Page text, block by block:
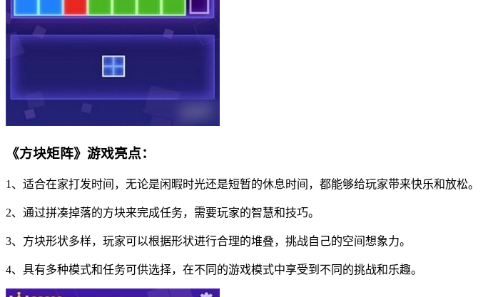
《方块矩阵》游戏亮点：
1、适合在家打发时间，无论是闲暇时光还是短暂的休息时间，都能够给玩家带来快乐和放松。
2、通过拼凑掉落的方块来完成任务，需要玩家的智慧和技巧。
3、方块形状多样，玩家可以根据形状进行合理的堆叠，挑战自己的空间想象力。
4、具有多种模式和任务可供选择，在不同的游戏模式中享受到不同的挑战和乐趣。